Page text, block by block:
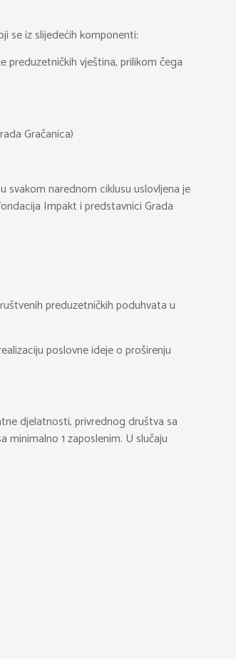
se iz slijedećih komponenti:
vještina, prilikom čega
Gračanica)
svakom narednom ciklusu uslovljena je
Impakt i predstavnici Grada
preduzetničkih poduhvata u
poslovne ideje o proširenju
djelatnosti, privrednog društva sa
1 zaposlenim. U slučaju